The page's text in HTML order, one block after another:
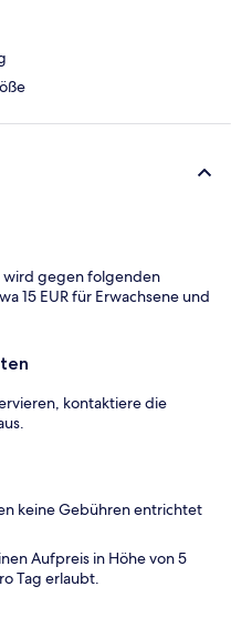
wird gegen folgenden
15 EUR für Erwachsene und
kontaktiere die
keine Gebühren entrichtet
Aufpreis in Höhe von 5
Tag erlaubt.